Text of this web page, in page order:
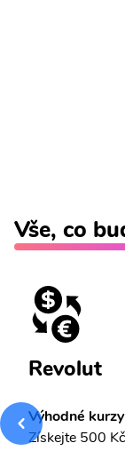
Vše, co
Revolut
Výhodné kurzy
Získejte 500